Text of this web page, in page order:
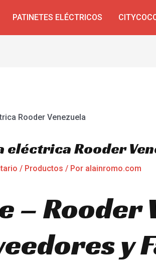
PATINETES ELÉCTRICOS
eléctrica Rooder
/ Productos / Por alainromo.com
– Rooder
y